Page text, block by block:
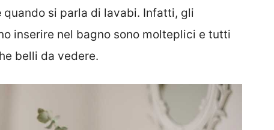
quando si parla di lavabi. Infatti, gli
inserire nel bagno sono molteplici e tutti
belli da vedere.